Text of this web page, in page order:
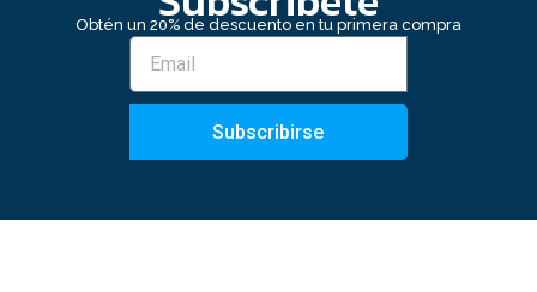
Obtén un 20% de descuento en tu primera compra
Subscribirse